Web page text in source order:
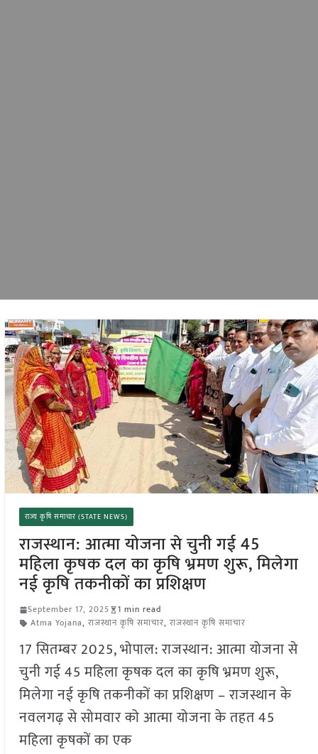
राज्य कृषि समाचार (STATE NEWS)
राजस्थान: आत्मा योजना से चुनी गई 45
महिला कृषक दल का कृषि भ्रमण शुरू, मिलेगा
नई कृषि तकनीकों का प्रशिक्षण
September 17, 2025
1 min read
Atma Yojana, राजस्थान कृषि समाचार, राजस्थान कृषि समाचार
17 सितम्बर 2025, भोपाल: राजस्थान: आत्मा योजना से
चुनी गई 45 महिला कृषक दल का कृषि भ्रमण शुरू,
मिलेगा नई कृषि तकनीकों का प्रशिक्षण – राजस्थान के
नवलगढ़ से सोमवार को आत्मा योजना के तहत 45
महिला कृषकों का एक